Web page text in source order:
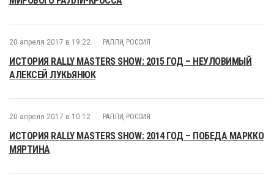
20 апреля 2017 в 19:22 РАЛЛИ, РОССИЯ
ИСТОРИЯ RALLY MASTERS SHOW: 2015 ГОД – НЕУЛОВИМЫЙ
АЛЕКСЕЙ ЛУКЬЯНЮК
20 апреля 2017 в 10:12 РАЛЛИ, РОССИЯ
ИСТОРИЯ RALLY MASTERS SHOW: 2014 ГОД – ПОБЕДА МАРККО
МЯРТИНА